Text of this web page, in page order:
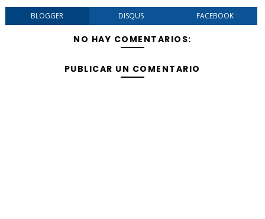
BLOGGER DISQUS FACEBOOK
NO HAY COMENTARIOS:
PUBLICAR UN COMENTARIO